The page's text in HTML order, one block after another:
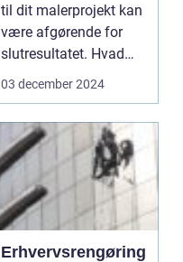
til dit malerprojekt kan
være afgørende for
slutresultatet. Hvad
enten du e...
03 december 2024
Erhvervsrengøring